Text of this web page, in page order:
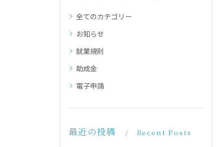
全てのカテゴリー
お知らせ
就業規則
助成金
電子申請
最近の投稿 Recent Posts